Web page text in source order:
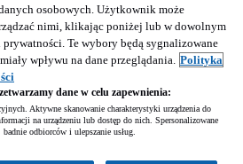
w twoim telefonie
osobowych. Użytkownik może
nimi, klikając poniżej lub w dowolnym
Te wybory będą sygnalizowane
wpływu na dane przeglądania. Polityka
dane w celu zapewnienia:
Aktywne skanowanie charakterystyki urządzenia do
na urządzeniu lub dostęp do nich. Spersonalizowane
odbiorców i ulepszanie usług.